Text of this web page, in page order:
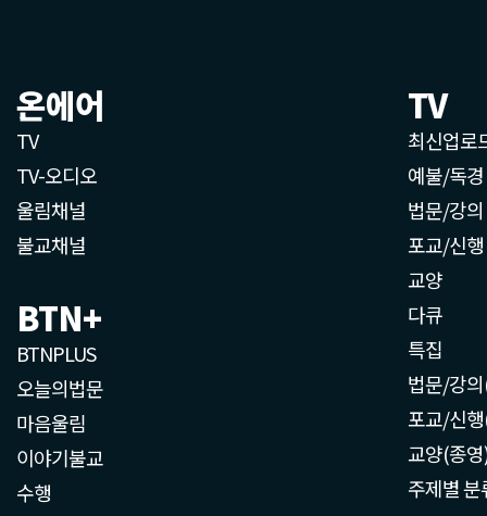
온에어
TV
TV-오디오
울림채널
불교채널
BTN+
BTNPLUS
오늘의법문
마음울림
이야기불교
수행
TV
최신업로
예불/독경
법문/강의
포교/신행
교양
다큐
특집
법문/강
포교/신
교양(종
주제별 분